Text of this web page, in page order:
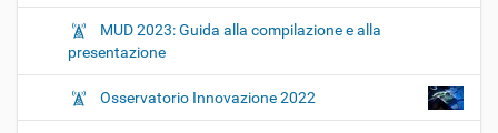
MUD 2023: Guida alla compilazione e alla
presentazione
Osservatorio Innovazione 2022